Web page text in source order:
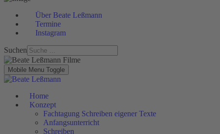
Über Beate Leßmann
Termine
Instagram
Suchen
Mobile Menu Toggle
Home
Konzept
Fachtagung Schreiben eigener Texte
Anfangsunterricht
Schreiben